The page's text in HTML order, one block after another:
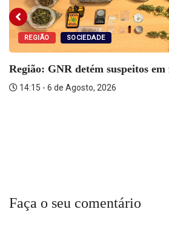
REGIÃO SOCIEDADE
Região: GNR detém suspeitos
14:15 - 6 de Agosto, 2026
Faça o seu comentário